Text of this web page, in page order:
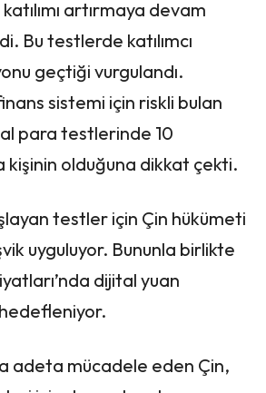
artırmaya devam
Bu testlerde katılımcı
geçtiği vurgulandı.
sistemi için riskli bulan
para testlerinde 10
kişinin olduğuna dikkat çekti.
testler için Çin hükümeti
uyguluyor. Bununla birlikte
dijital yuan
hedefleniyor.
adeta mücadele eden Çin,